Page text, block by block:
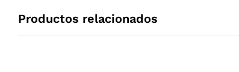
Productos relacionados